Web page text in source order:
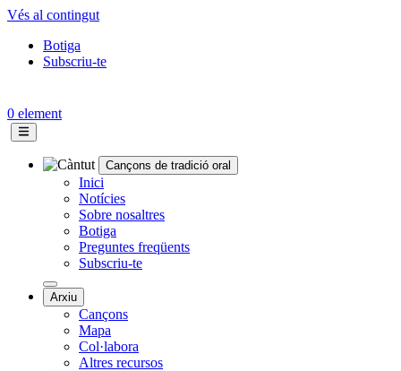
Vés al contingut
Topbar
Botiga
Subscriu-te
0 element
Navegació
principal
Cançons de tradició oral
Inici
Notícies
Sobre nosaltres
Botiga
Preguntes freqüents
Subscriu-te
Arxiu
Cançons
Mapa
Col·labora
Altres recursos